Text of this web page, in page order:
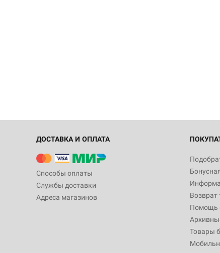
ДОСТАВКА И ОПЛАТА
Способы оплаты
Службы доставки
Адреса магазинов
Возврат
Помощь
Товары